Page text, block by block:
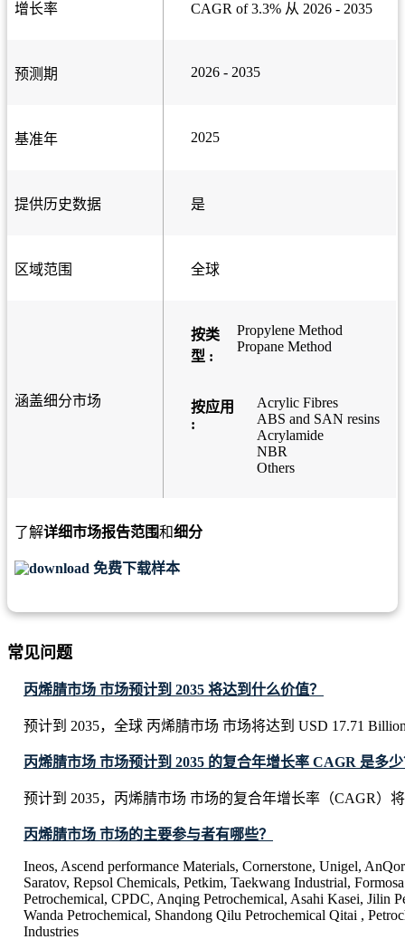
增长率 CAGR of 3.3% 从 2026 - 2035
预测期 2026 - 2035
基准年 2025
提供历史数据 是
区域范围 全球
涵盖细分市场
按类
型 :
Propylene Method
Propane Method
按应用
:
Acrylic Fibres
ABS and SAN resins
Acrylamide
NBR
Others
了解详细市场报告范围和细分
免费下载样本
常见问题
丙烯腈市场 市场预计到 2035 将达到什么价值？
预计到 2035，全球 丙烯腈市场 市场将达到 USD 17.71
丙烯腈市场 市场预计到 2035 的复合年增长率 CAGR 是多
预计到 2035，丙烯腈市场 市场的复合年增长率（CAGR）
丙烯腈市场 市场的主要参与者有哪些？
Ineos, Ascend performance Materials, Cornerstone, Unigel,
Saratov, Repsol Chemicals, Petkim, Taekwang Industrial,
Petrochemical, CPDC, Anqing Petrochemical, Asahi Kasei, Jilin
Wanda Petrochemical, Shandong Qilu Petrochemical Qitai ,
Industries